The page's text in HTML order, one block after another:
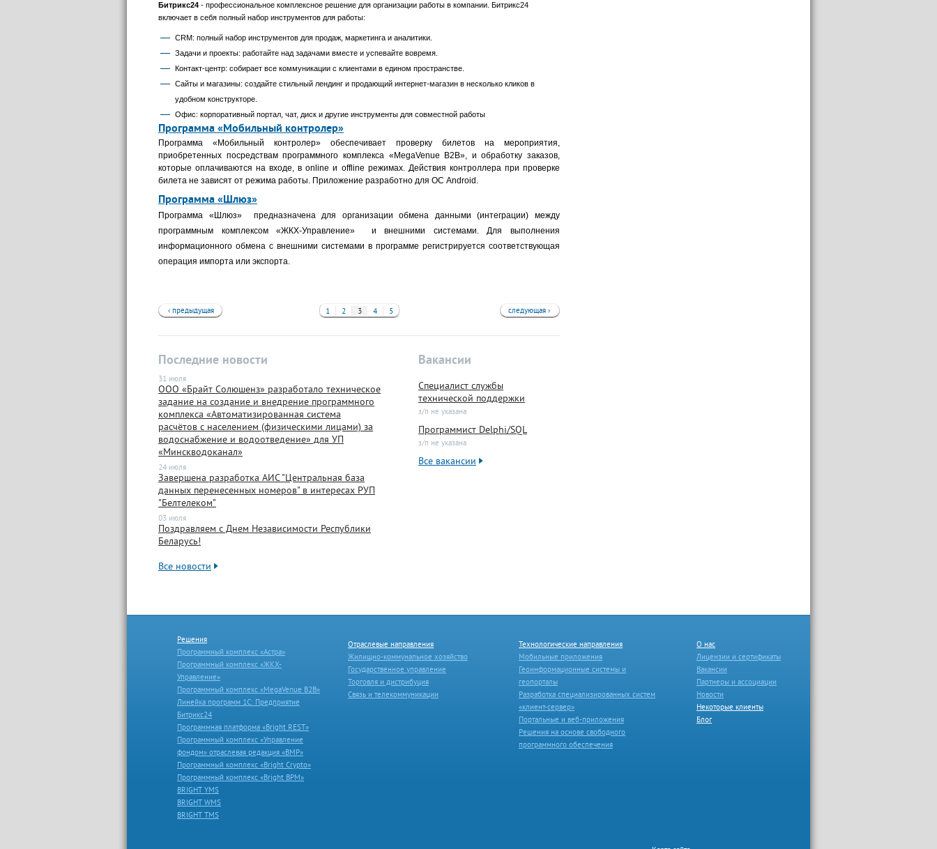
Битрикс24 - профессиональное комплексное решение для организации работы в компании. Битрикс24
включает в себя полный набор инструментов для работы:
CRM: полный набор инструментов для продаж, маркетинга и аналитики.
Задачи и проекты: работайте над задачами вместе и успевайте вовремя.
Контакт-центр: собирает все коммуникации с клиентами в едином пространстве.
Сайты и магазины: создайте стильный лендинг и продающий интернет-магазин в несколько кликов в
удобном конструкторе.
Офис: корпоративный портал, чат, диск и другие инструменты для совместной работы
Программа «Мобильный контролер»
Программа «Мобильный контролер» обеспечивает проверку билетов на мероприятия,
приобретенных посредствам программного комплекса «MegaVenue B2B», и обработку заказов,
которые оплачиваются на входе, в online и offline режимах. Действия контроллера при проверке
билета не зависят от режима работы. Приложение разработно для ОС Android.
Программа «Шлюз»
Программа « Шлюз»
предназначена для организации обмена данными (интеграции) между
программным комплексом «ЖКХ-Управление» и внешними системами. Для выполнения
информационного обмена с внешними системами в программе регистрируется соответствующая
операция импорта или экспорта.
‹ предыдущая 1 2 3 4 5 следующая ›
Последние новости
31 июля
ООО «Брайт Солюшенз» разработало техническое
задание на создание и внедрение программного
комплекса «Автоматизированная система
расчётов с населением (физическими лицами) за
водоснабжение и водоотведение» для УП
«Минскводоканал»
24 июля
Завершена разработка АИС "Центральная база
данных перенесенных номеров" в интересах РУП
"Белтелеком"
03 июля
Поздравляем с Днем Независимости Республики
Беларусь!
Все новости
Вакансии
Специалист службы
технической поддержки
з/п не указана
Программист Delphi/SQL
з/п не указана
Все вакансии
Решения
Программный комплекс «Астра»
Программный комплекс «ЖКХ-
Управление»
Программный комплекс «MegaVenue B2B»
Линейка программ 1С: Предприятие
Битрикс24
Программная платформа «Bright REST»
Программный комплекс «Управление
фондом» отраслевая редакция «ВМР»
Программный комплекс «Bright Crypto»
Программный комплекс «Bright BPM»
BRIGHT YMS
BRIGHT WMS
BRIGHT TMS
Отраслевые направления
Жилищно-коммунальное хозяйство
Государственное управление
Торговля и дистрибуция
Связь и телекоммуникации
Технологические направления
Мобильные приложения
Геоинформационные системы и
геопорталы
Разработка специализированных систем
«клиент-сервер»
Портальные и веб-приложения
Решения на основе свободного
программного обеспечения
О нас
Лицензии и сертификаты
Вакансии
Партнеры и ассоциации
Новости
Некоторые клиенты
Блог